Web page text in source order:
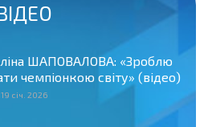
ШАПОВАЛОВА: «Зроблю
чемпіонкою світу» (відео)
19 січ. 2026